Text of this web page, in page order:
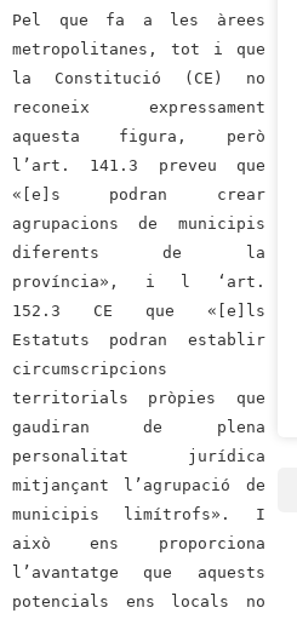
Pel que fa a les àrees
metropolitanes, tot i que
la Constitució (CE) no
reconeix expressament
aquesta figura, però
l’art. 141.3 preveu que
«[e]s podran crear
agrupacions de municipis
diferents de la
província», i l ‘art.
152.3 CE que «[e]ls
Estatuts podran establir
circumscripcions
territorials pròpies que
gaudiran de plena
personalitat jurídica
mitjançant l’agrupació de
municipis limítrofs». I
això ens proporciona
l’avantatge que aquests
potencials ens locals no